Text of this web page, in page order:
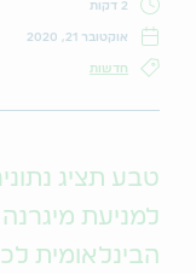
2 דקות
אוקטובר 21, 2020
חדשות
הבינלאומית